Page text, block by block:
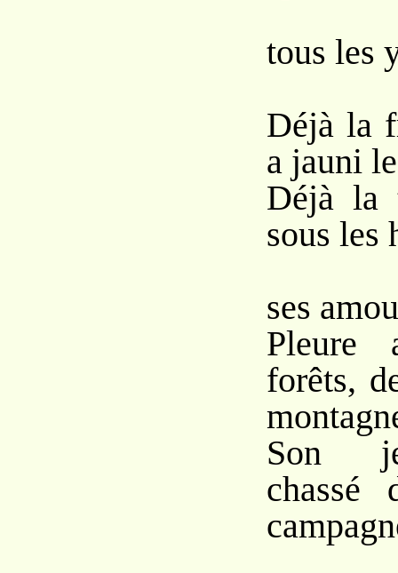
tous les
Déjà la
a jauni
Déjà la
sous les
ses
Pleure
forêts,
Son
chassé